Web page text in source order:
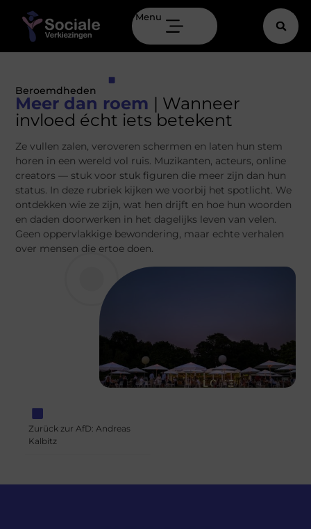
Menu
Beroemdheden
Meer dan roem | Wanneer
invloed écht iets betekent
Ze vullen zalen, veroveren schermen en laten hun stem
horen in een wereld vol ruis. Muzikanten, acteurs, online
creators — stuk voor stuk figuren die meer zijn dan hun
status. In deze rubriek kijken we voorbij het spotlicht. We
ontdekken wie ze zijn, wat hen drijft en hoe hun woorden
en daden doorwerken in het dagelijks leven van velen.
Geen oppervlakkige bewondering, maar echte verhalen
over mensen die ertoe doen.
Zurück zur AfD: Andreas
Kalbitz